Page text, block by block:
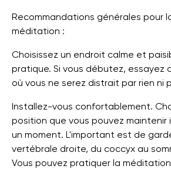
Recommandations générales pour
méditation :
Choisissez un endroit calme et
pratique. Si vous débutez, essayez
où vous ne serez distrait par rien ni
Installez-vous confortablement.
position que vous pouvez maintenir
un moment. L'important est de
vertébrale droite, du coccyx au
Vous pouvez pratiquer la